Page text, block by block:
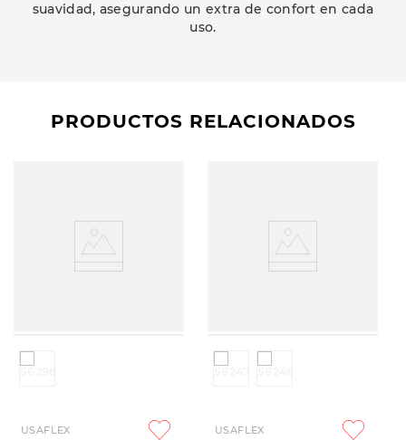
suavidad, asegurando un extra de confort en cada
uso.
PRODUCTOS RELACIONADOS
USAFLEX USAFLEX